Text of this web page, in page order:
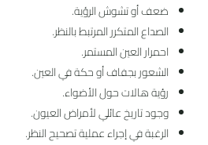
ضعف أو تشوش الرؤية.
الصداع المتكرر المرتبط بالنظر.
احمرار العين المستمر.
الشعور بجفاف أو حكة في العين.
رؤية هالات حول الأضواء.
وجود تاريخ عائلي لأمراض العيون.
الرغبة في إجراء عملية تصحيح النظر.